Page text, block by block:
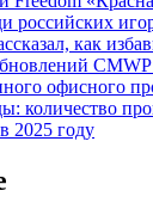
российских
как
CMWP
офисного
количество
2025 году